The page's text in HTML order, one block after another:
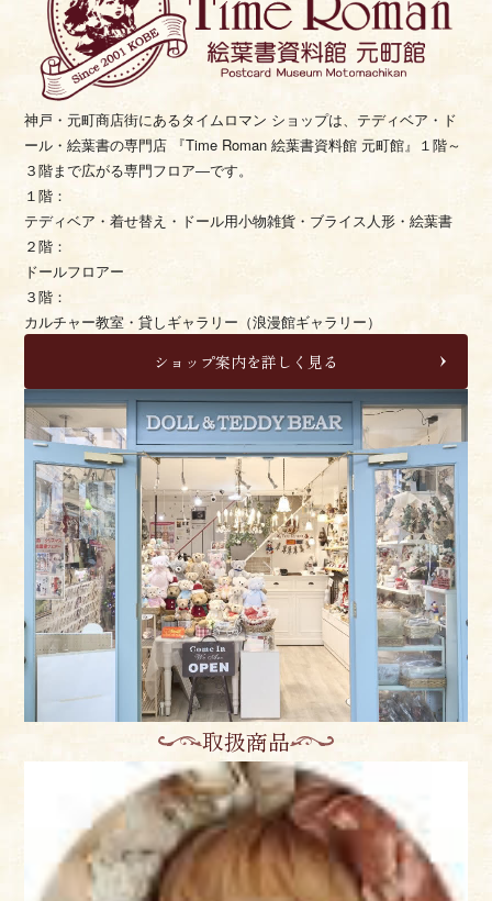
神戸・元町商店街にあるタイムロマン ショップは、テディベア・ ド
ール・絵葉書の専門店 『Time Roman 絵葉書資料館 元町館』 １階～
３階まで広がる専門フロア―です。
１階：
テディベア・着せ替え・ドール用小物雑貨・ブライス人形・絵葉書
２階：
ドールフロアー
３階：
カルチャー教室・貸しギャラリー（浪漫館ギャラリー）
ショップ案内を詳しく見る
取扱商品